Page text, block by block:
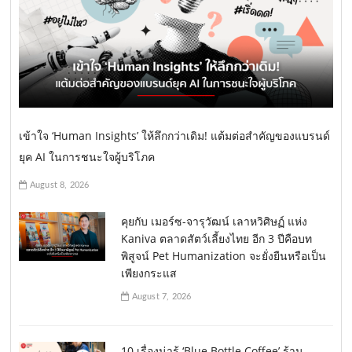
เข้าใจ ‘Human Insights’ ให้ลึกกว่าเดิม! แต้มต่อสำคัญของแบรนด์
ยุค AI ในการชนะใจผู้บริโภค
August 8, 2026
คุยกับ เมอร์ซ-จารุวัฒน์ เลาหวิศิษฏ์ แห่ง
Kaniva ตลาดสัตว์เลี้ยงไทย อีก 3 ปีคือบท
พิสูจน์ Pet Humanization จะยั่งยืนหรือเป็น
เพียงกระแส
August 7, 2026